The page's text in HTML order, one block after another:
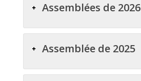
Assemblées de 2026
Assemblée de 2025